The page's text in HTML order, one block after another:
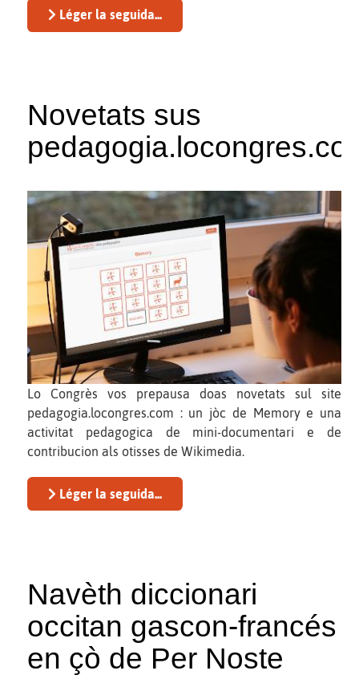
Léger la seguida...
Novetats sus
Lo Congrès vos prepausa doas novetats sul site
pedagogia.locongres.com : un jòc de Memory e una
activitat pedagogica de mini-documentari e de
contribucion als otisses de Wikimedia.
Léger la seguida...
Navèth diccionari
occitan gascon-francés
en çò de Per Noste